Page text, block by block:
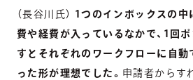
（長谷川氏）
1つのインボックスの中
費や経費が入っているなかで、1回
すとそれぞれのワークフローに自動
った形が理想でした。 申請者からす